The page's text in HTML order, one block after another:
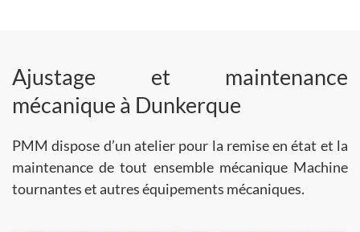
Ajustage et maintenance
mécanique à Dunkerque
PMM dispose d’un atelier pour la remise en état et la
maintenance de tout ensemble mécanique Machine
tournantes et autres équipements mécaniques.